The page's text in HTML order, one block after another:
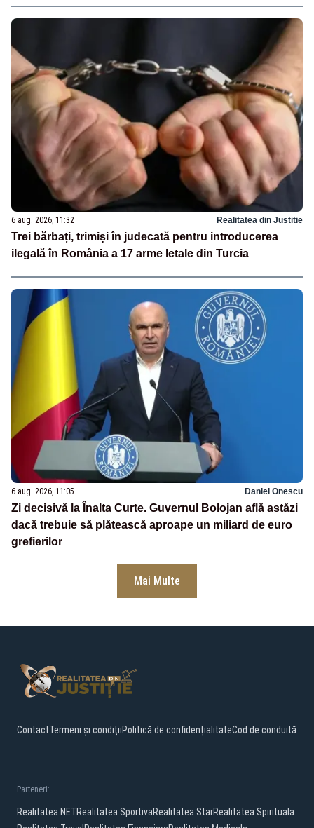
6 aug. 2026, 11:32 Realitatea din Justitie
Trei bărbați, trimiși în judecată pentru introducerea
ilegală în România a 17 arme letale din Turcia
6 aug. 2026, 11:05 Daniel Onescu
Zi decisivă la Înalta Curte. Guvernul Bolojan află astăzi
dacă trebuie să plătească aproape un miliard de euro
grefierilor
Mai Multe
ContactTermeni și condițiiPolitică de confidențialitateCod de conduită
Parteneri:
Realitatea.NETRealitatea SportivaRealitatea StarRealitatea Spirituala